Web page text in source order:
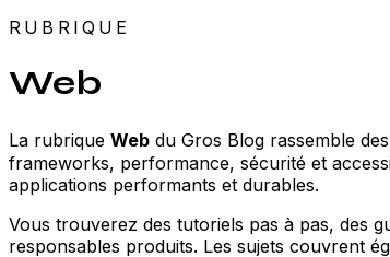
RUBRIQUE
Web
La rubrique Web du Gros Blog rassemble
frameworks, performance, sécurité et
applications performants et durables.
Vous trouverez des tutoriels pas à pas, des
responsables produits. Les sujets couvrent